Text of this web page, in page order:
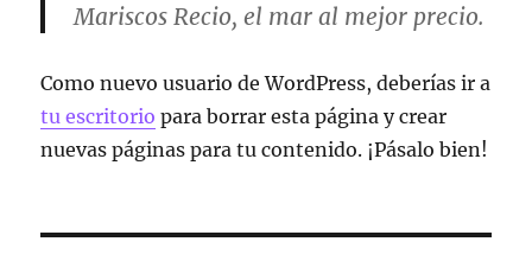
Mariscos Recio, el mar al mejor precio.
Como nuevo usuario de WordPress, deberías ir a
tu escritorio para borrar esta página y crear
nuevas páginas para tu contenido. ¡Pásalo bien!